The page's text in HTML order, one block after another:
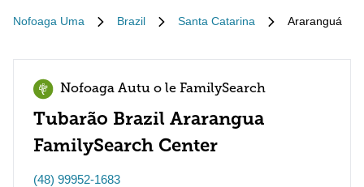
Nofoaga Uma Brazil Santa Catarina Araranguá
Nofoaga Autu o le FamilySearch
Tubarão Brazil Ararangua
FamilySearch Center
(48) 99952-1683